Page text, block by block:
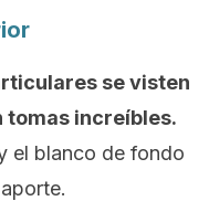
se visten
tomas increíbles.
el blanco de fondo